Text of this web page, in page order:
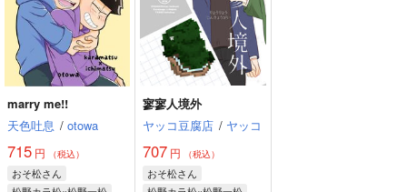
marry me!!
天色吐息 / otowa
715 円 （税込）
おそ松さん
寥寥人境外
ヤッコ豆腐店 / ヤッコ
707 円 （税込）
おそ松さん